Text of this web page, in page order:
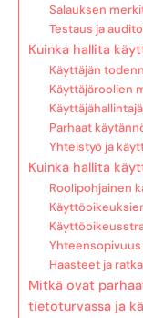
Salauksen
Testaus ja
Kuinka hallita
Käyttäjän
Käyttäjäroolien
Parhaat
Yhteistyö ja
Kuinka hallita
Roolipohjainen
Haasteet ja
Mitkä ovat
tietoturvassa ja